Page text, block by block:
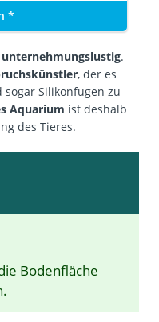
*
unternehmungslustig.
, der es
Silikonfugen zu
Aquarium ist deshalb
des Tieres.
Bodenfläche